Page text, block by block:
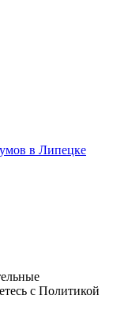
в Липецке
с Политикой